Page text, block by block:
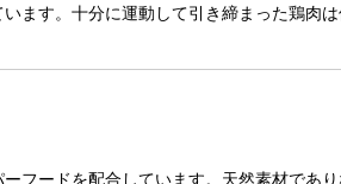
す。十分に運動して引き締まった鶏肉
フードを配合しています。天然素材で